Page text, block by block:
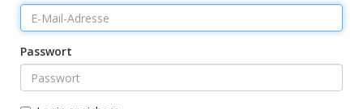
Passwort